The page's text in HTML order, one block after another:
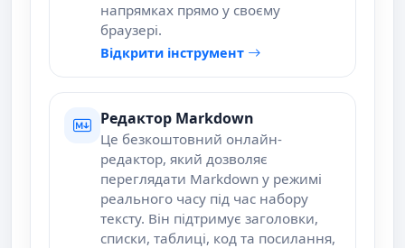
напрямках прямо у своєму
браузері.
Відкрити інструмент
Редактор Markdown
Це безкоштовний онлайн-
редактор, який дозволяє
переглядати Markdown у режимі
реального часу під час набору
тексту. Він підтримує заголовки,
списки, таблиці, код та посилання,